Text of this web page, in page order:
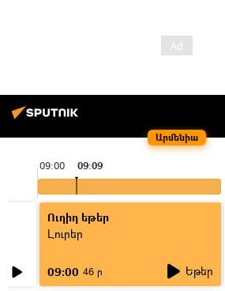
Արմենիա
09:00 09:09
Ուղիղ եթեր
Լուրեր
09:00 46 ր Եթեր